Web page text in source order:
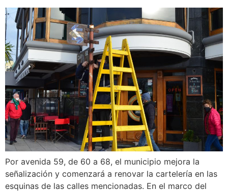
Por avenida 59, de 60 a 68, el municipio mejora la
señalización y comenzará a renovar la cartelería en las
esquinas de las calles mencionadas. En el marco del